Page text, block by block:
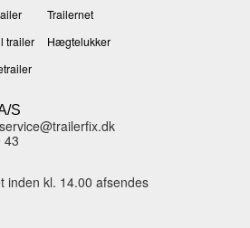
Trailernet
trailer
Hægtelukker
S
43
inden kl. 14.00 afsendes